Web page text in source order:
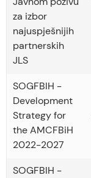
za izbor
najuspješnijih
partnerskih
JLS
SOGFBIH -
Development
Strategy for
the AMCFBiH
2022-2027
SOGFBIH -